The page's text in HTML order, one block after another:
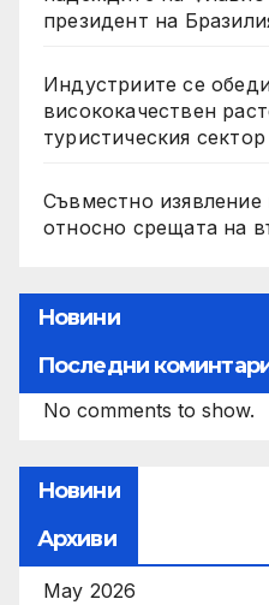
президент на
Индустриите се
висококачествен
туристическия сектор
Съвместно
относно срещата на
Новини
Последни
No comments to show.
Новини
Архиви
May 2026